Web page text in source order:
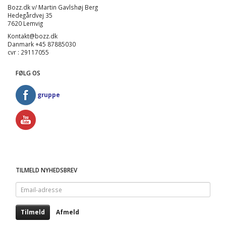
Bozz.dk v/ Martin Gavlshøj Berg
Hedegårdvej 35
7620 Lemvig
Kontakt@bozz.dk
Danmark +45 87885030
cvr : 29117055
FØLG OS
gruppe
TILMELD NYHEDSBREV
Email-
adresse
Tilmeld Afmeld